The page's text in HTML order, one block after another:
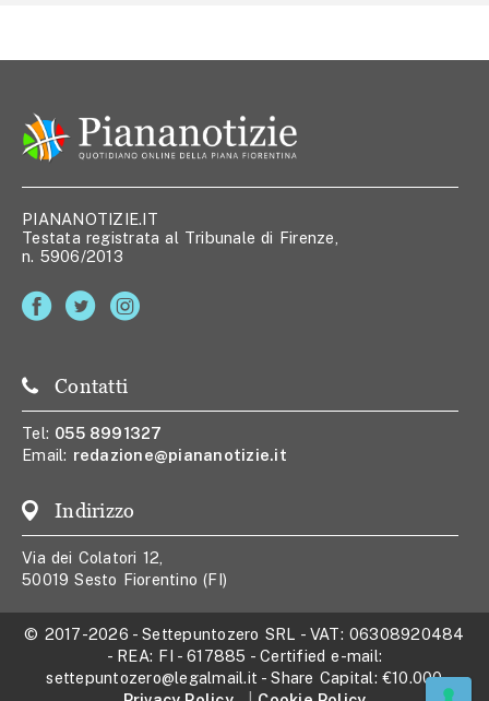
PIANANOTIZIE.IT
Testata registrata al Tribunale di Firenze,
n. 5906/2013
Contatti
Tel: 055 8991327
Email: redazione@piananotizie.it
Indirizzo
Via dei Colatori 12,
50019 Sesto Fiorentino (FI)
© 2017-2026 -Settepuntozero SRL - VAT: 06308920484
- REA: FI - 617885 - Certified e-mail:
settepuntozero@legalmail.it - Share Capital:€10.000